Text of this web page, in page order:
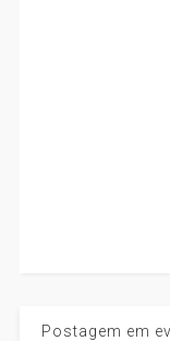
Postagem em